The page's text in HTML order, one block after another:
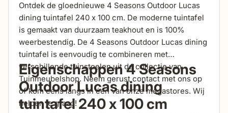
Ontdek de gloednieuwe 4 Seasons Outdoor Lucas
dining tuintafel 240 x 100 cm. De moderne tuintafel
is gemaakt van duurzaam teakhout en is 100%
weerbestendig. De 4 Seasons Outdoor Lucas dining
tuintafel is eenvoudig te combineren met
verschillende tuinstoelen uit de collectie van
Tuinmeubelshop. Neem gerust contact met ons op
of kom eens langs in één van onze megastores. Wij
helpen je graag!
Eigenschappen 4 Seasons
Outdoor Lucas dining
tuintafel 240 x 100 cm